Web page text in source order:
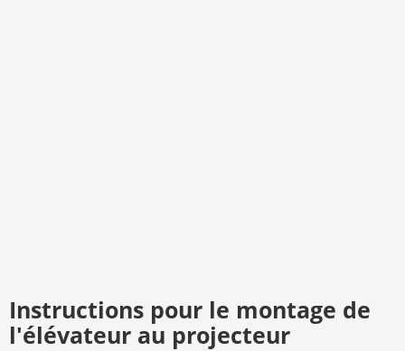
Instructions pour le montage de
l'élévateur au projecteur